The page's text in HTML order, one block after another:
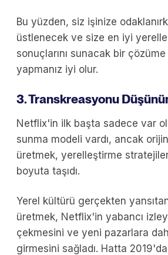
Bu yüzden, siz işinize
üstlenecek ve size en iyi
sonuçlarını sunacak bir çözüme
yapmanız iyi olur.
3. Transkreasyonu
Netflix'in ilk başta sadece var
sunma modeli vardı, ancak
üretmek, yerelleştirme
boyuta taşıdı.
Yerel kültürü gerçekten
üretmek, Netflix'in yabancı
çekmesini ve yeni pazarlara
girmesini sağladı. Hatta